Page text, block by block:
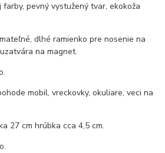
pevný vystužený tvar, ekokoža
dlhé ramienko pre nosenie na
na magnet.
mobil, vreckovky, okuliare, veci na
27 cm hrúbka cca 4,5 cm.